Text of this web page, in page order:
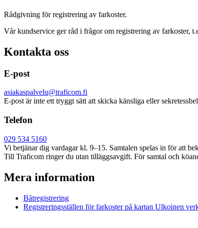
Rådgivning för registrering av farkoster.
Vår kundservice ger råd i frågor om registrering av farkoster,
Kontakta oss
E-post
asiakaspalvelu@traficom.fi
E-post är inte ett tryggt sätt att skicka känsliga eller
Telefon
029 534 5160
Vi betjänar dig vardagar kl. 9–15. Samtalen spelas in för att
Till Traficom ringer du utan tilläggsavgift. För samtal och
Mera information
Båtregistrering
Registreringsställen för farkoster på kartan Ulkoinen